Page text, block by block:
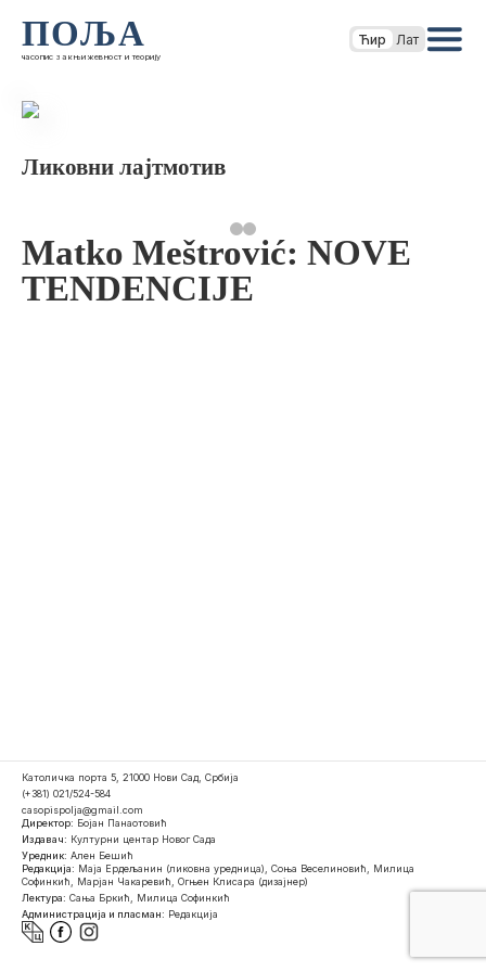
ПОЉА
часопис за књижевност и теорију
Ћир Лат
Ликовни лајтмотив
Matko Meštrović: NOVE
TENDENCIJE
Католичка порта 5, 21000 Нови Сад, Србија
(+381) 021/524-584
casopispolja@gmail.com
Директор: Бојан Панаотовић
Издавач: Културни центар Новог Сада
Уредник: Ален Бешић
Редакција: Маја Ердељанин (ликовна уредница), Соња Веселиновић, Милица
Софинкић, Марјан Чакаревић, Огњен Клисара (дизајнер)
Лектура: Сања Бркић, Милица Софинкић
Администрација и пласман: Редакција